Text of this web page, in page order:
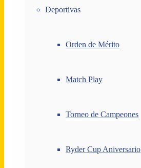
Deportivas
Orden de Mérito
Match Play
Torneo de Campeones
Ryder Cup Aniversario